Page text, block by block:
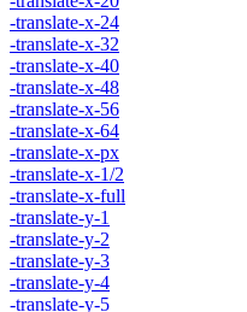
-translate-x-24
-translate-x-32
-translate-x-40
-translate-x-48
-translate-x-56
-translate-x-64
-translate-x-px
-translate-x-1/2
-translate-x-full
-translate-y-1
-translate-y-2
-translate-y-3
-translate-y-4
-translate-y-5